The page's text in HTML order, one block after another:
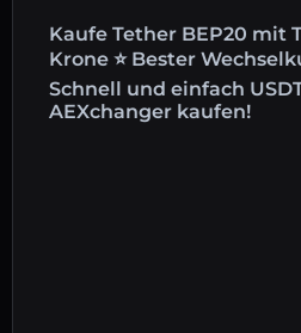
Kaufe Tether BEP20 mit
Krone ⭐ Bester
Schnell und einfach
AEXchanger kaufen!